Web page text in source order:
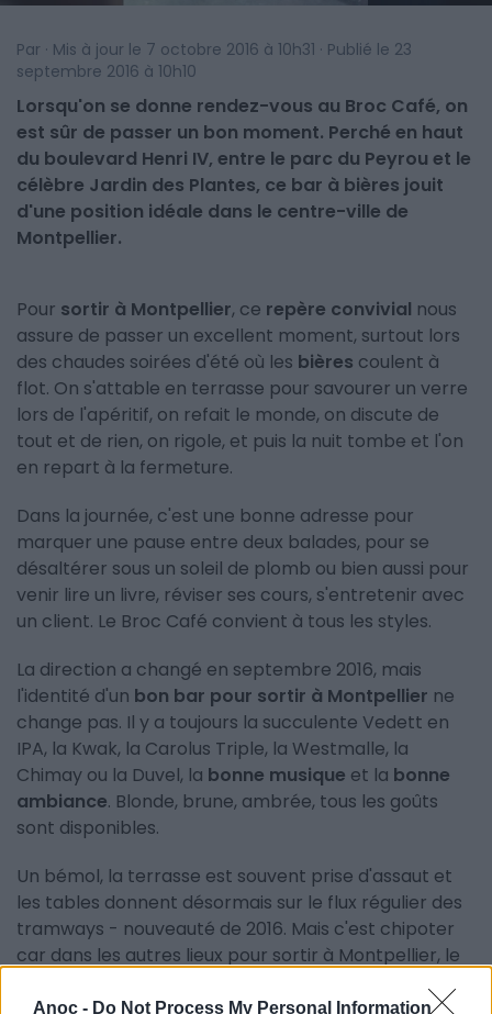
Anoc - Do Not Process My Personal Information
Par · Mis à jour le 7 octobre 2016 à 10h31 · Publié le 23
septembre 2016 à 10h10
Lorsqu'on se donne rendez-vous au Broc Café, on
est sûr de passer un bon moment. Perché en haut
du boulevard Henri IV, entre le parc du Peyrou et le
célèbre Jardin des Plantes, ce bar à bières jouit
d'une position idéale dans le centre-ville de
Montpellier.
Pour sortir à Montpellier, ce repère convivial nous
assure de passer un excellent moment, surtout lors
des chaudes soirées d'été où les bières coulent à
flot. On s'attable en terrasse pour savourer un verre
lors de l'apéritif, on refait le monde, on discute de
tout et de rien, on rigole, et puis la nuit tombe et l'on
en repart à la fermeture.
Dans la journée, c'est une bonne adresse pour
marquer une pause entre deux balades, pour se
désaltérer sous un soleil de plomb ou bien aussi pour
venir lire un livre, réviser ses cours, s'entretenir avec
un client. Le Broc Café convient à tous les styles.
La direction a changé en septembre 2016, mais
l'identité d'un bon bar pour sortir à Montpellier ne
change pas. Il y a toujours la succulente Vedett en
IPA, la Kwak, la Carolus Triple, la Westmalle, la
Chimay ou la Duvel, la bonne musique et la bonne
ambiance. Blonde, brune, ambrée, tous les goûts
sont disponibles.
Un bémol, la terrasse est souvent prise d'assaut et
les tables donnent désormais sur le flux régulier des
tramways - nouveauté de 2016. Mais c'est chipoter
car dans les autres lieux pour sortir à Montpellier, le